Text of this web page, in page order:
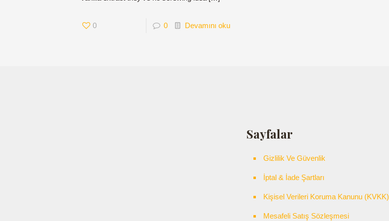
0 0 Devamını oku
Sayfalar
Gizlilik Ve Güvenlik
İptal & İade Şartları
Kişisel Verileri Koruma Kanunu (KVKK)
Mesafeli Satış Sözleşmesi